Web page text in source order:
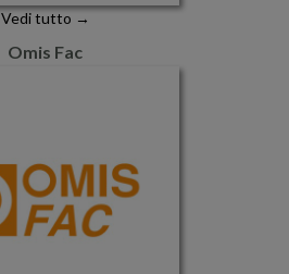
Vedi tutto →
Omis Fac